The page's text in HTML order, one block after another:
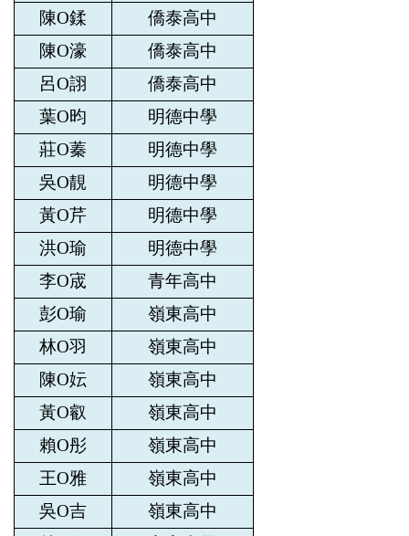
陳O鍒
僑泰高中
陳O濠
僑泰高中
呂O詡
僑泰高中
葉O昀
明德中學
莊O蓁
明德中學
吳O靚
明德中學
黃O芹
明德中學
洪O瑜
明德中學
李O宬
青年高中
彭O瑜
嶺東高中
林O羽
嶺東高中
陳O妘
嶺東高中
黃O叡
嶺東高中
賴O彤
嶺東高中
王O雅
嶺東高中
吳O吉
嶺東高中